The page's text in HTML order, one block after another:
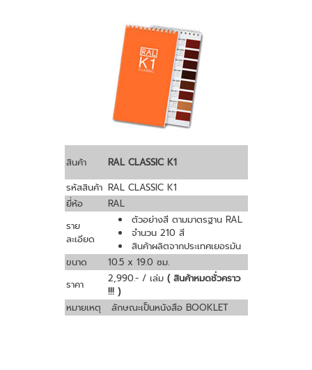
สินค้า
RAL CLASSIC K1
รหัสสินค้า RAL CLASSIC K1
ยี่ห้อ
RAL
ราย
ละเอียด
ตัวอย่างสี ตามมาตรฐาน RAL
จำนวน 210 สี
สินค้าผลิตจากประเทศเยอรมัน
ขนาด
10.5 x 19.0 ซม.
ราคา
2,990.- / เล่ม ( สินค้าหมดชั่วคราว
!!! )
หมายเหตุ
ลักษณะเป็นหนังสือ BOOKLET